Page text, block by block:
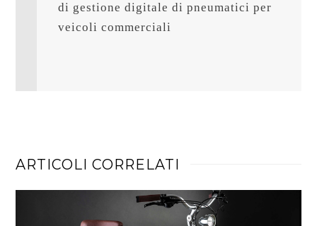
di gestione digitale di pneumatici per
veicoli commerciali
ARTICOLI CORRELATI